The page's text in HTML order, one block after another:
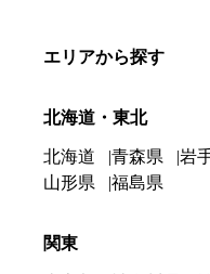
エリアから探す
北海道・東北
北海道 青森県 岩
山形県
福島県
関東